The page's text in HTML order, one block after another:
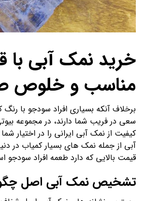
خرید نمک آبی با
مناسب و خلوص
برخلاف آنکه بسیاری افراد سودجو با
سعی در فریب شما دارند، در مجموعه
کیفیت از نمک آبی ایرانی را در اختیار
آبی از جمله نمک های بسیار کمیاب در
قیمت بالایی که دارد طعمه افراد سودجو
تشخیص نمک آبی اصل